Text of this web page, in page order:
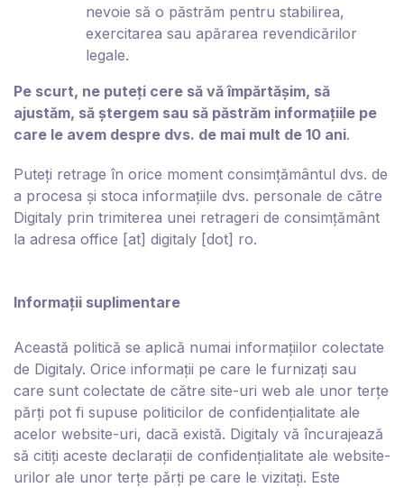
nevoie să o păstrăm pentru stabilirea,
exercitarea sau apărarea revendicărilor
legale.
Pe scurt, ne puteți cere să vă împărtășim, să
ajustăm, să ștergem sau să păstrăm informațiile pe
care le avem despre dvs. de mai mult de 10 ani.
Puteți retrage în orice moment consimțământul dvs. de
a procesa și stoca informațiile dvs. personale de către
Digitaly prin trimiterea unei retrageri de consimțământ
la adresa office [at] digitaly [dot] ro.
Informații suplimentare
Această politică se aplică numai informațiilor colectate
de Digitaly. Orice informații pe care le furnizați sau
care sunt colectate de către site-uri web ale unor terțe
părți pot fi supuse politicilor de confidențialitate ale
acelor website-uri, dacă există. Digitaly vă încurajează
să citiți aceste declarații de confidențialitate ale website-
urilor ale unor terțe părți pe care le vizitați. Este